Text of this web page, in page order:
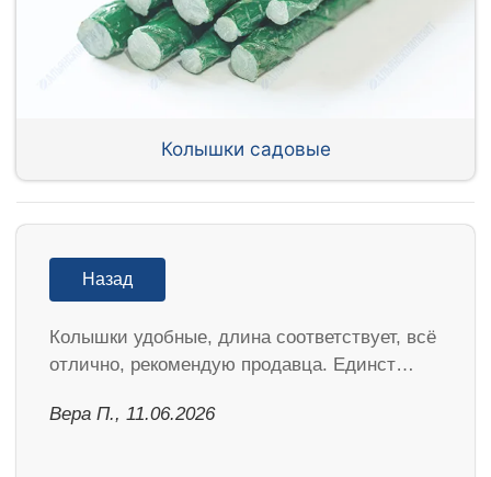
Колышки садовые
Назад
Колышки удобные, длина соответствует, всё
отлично, рекомендую продавца. Единст…
Вера П., 11.06.2026